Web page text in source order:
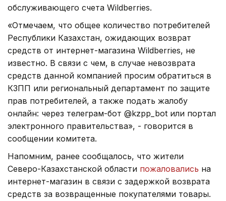
обслуживающего счета Wildberries.
«Отмечаем, что общее количество потребителей
Республики Казахстан, ожидающих возврат
средств от интернет-магазина Wildberries, не
известно. В связи с чем, в случае невозврата
средств данной компанией просим обратиться в
КЗПП или региональный департамент по защите
прав потребителей, а также подать жалобу
онлайн: через телеграм-бот @kzpp_bot или портал
электронного правительства», - говорится в
сообщении комитета.
Напомним, ранее сообщалось, что жители
Северо-Казахстанской области пожаловались на
интернет-магазин в связи с задержкой возврата
средств за возвращенные покупателями товары.